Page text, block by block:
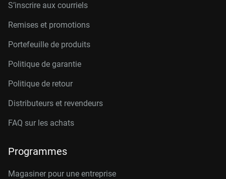
S’inscrire aux courriels
Remises et promotions
Portefeuille de produits
Politique de garantie
Politique de retour
Distributeurs et revendeurs
FAQ sur les achats
Programmes
Magasiner pour une entreprise